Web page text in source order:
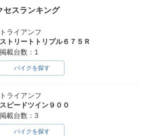
セスランキング
トライアンフ
ストリートトリプル６７５Ｒ
掲載台数：1
バイクを探す
トライアンフ
スピードツイン９００
掲載台数：3
バイクを探す